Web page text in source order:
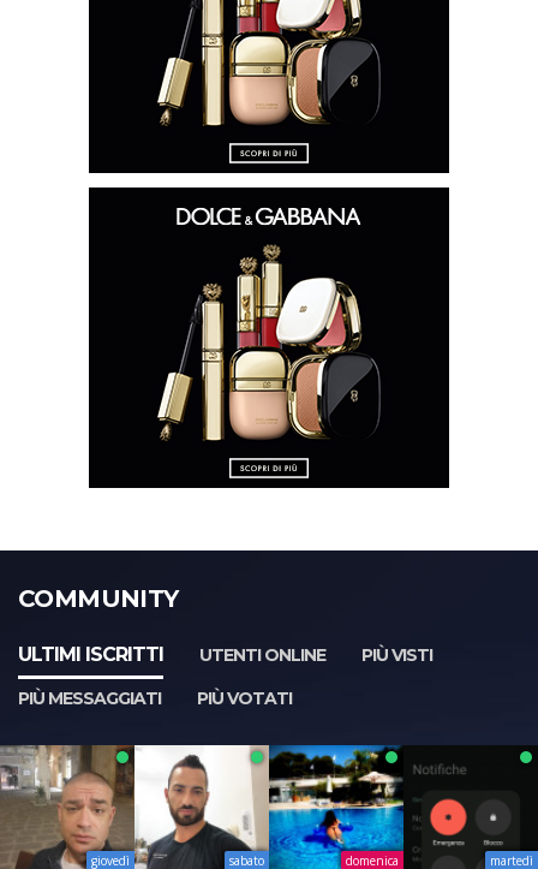
COMMUNITY
ULTIMI ISCRITTI UTENTI ONLINE
PIÙ VISTI
PIÙ MESSAGGIATI
PIÙ VOTATI
giovedì sabato domenica martedì